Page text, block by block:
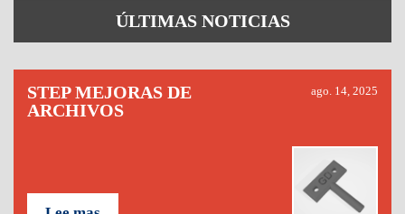
ÚLTIMAS NOTICIAS
STEP MEJORAS DE
ARCHIVOS
ago. 14, 2025